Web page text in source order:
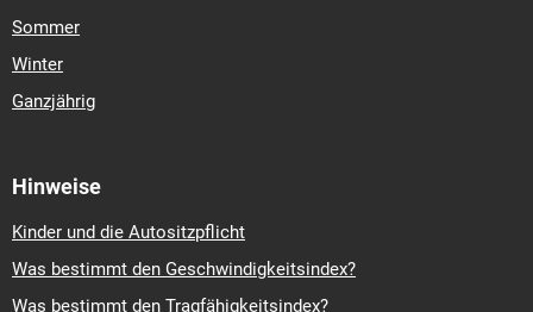
Sommer
Winter
Ganzjährig
Hinweise
Kinder und die Autositzpflicht
Was bestimmt den Geschwindigkeitsindex?
Was bestimmt den Tragfähigkeitsindex?